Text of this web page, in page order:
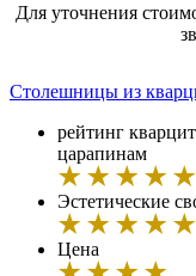
Для уточнения
Столешницы из
рейтинг
царапинам
Эстетические
Цена